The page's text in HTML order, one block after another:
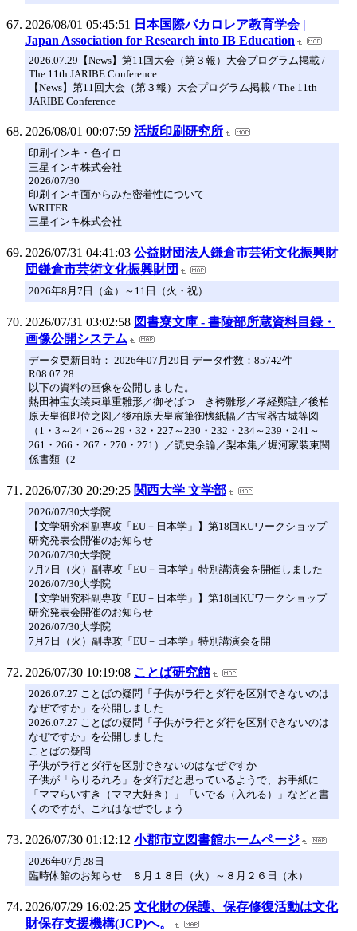
2026/08/01 05:45:51
日本国際バカロレア教育学会 |
Japan Association for Research into IB Education
2026.07.29【News】第11回大会（第３報）大会プログラム掲載 /
The 11th JARIBE Conference
【News】第11回大会（第３報）大会プログラム掲載 / The 11th
JARIBE Conference
2026/08/01 00:07:59 活版印刷研究所
印刷インキ・色イロ
三星インキ株式会社
2026/07/30
印刷インキ面からみた密着性について
WRITER
三星インキ株式会社
2026/07/31 04:41:03 公益財団法人鎌倉市芸術文化振興財
団鎌倉市芸術文化振興財団
2026年8月7日（金）～11日（火・祝）
2026/07/31 03:02:58 図書寮文庫 - 書陵部所蔵資料目録・
画像公開システム
データ更新日時： 2026年07月29日 データ件数：85742件
R08.07.28
以下の資料の画像を公開しました。
熱田神宝女装束単重雛形／御そばつゞき袴雛形／孝経鄭註／後柏
原天皇御即位之図／後柏原天皇宸筆御懐紙幅／古宝器古城等図
（1・3～24・26～29・32・227～230・232・234～239・241～
261・266・267・270・271）／読史余論／梨本集／堀河家装束関
係書類（2
2026/07/30 20:29:25 関西大学 文学部
2026/07/30大学院
【文学研究科副専攻「EU－日本学」】第18回KUワークショップ
研究発表会開催のお知らせ
2026/07/30大学院
7月7日（火）副専攻「EU－日本学」特別講演会を開催しました
2026/07/30大学院
【文学研究科副専攻「EU－日本学」】第18回KUワークショップ
研究発表会開催のお知らせ
2026/07/30大学院
7月7日（火）副専攻「EU－日本学」特別講演会を開
2026/07/30 10:19:08 ことば研究館
2026.07.27 ことばの疑問「子供がラ行とダ行を区別できないのは
なぜですか」を公開しました
2026.07.27 ことばの疑問「子供がラ行とダ行を区別できないのは
なぜですか」を公開しました
ことばの疑問
子供がラ行とダ行を区別できないのはなぜですか
子供が「らりるれろ」をダ行だと思っているようで、お手紙に
「ママらいすき（ママ大好き）」「いでる（入れる）」などと書
くのですが、これはなぜでしょう
2026/07/30 01:12:12 小郡市立図書館ホームページ
2026年07月28日
臨時休館のお知らせ ８月１８日（火）～８月２６日（水）
2026/07/29 16:02:25 文化財の保護、保存修復活動は文化
財保存支援機構(JCP)へ。